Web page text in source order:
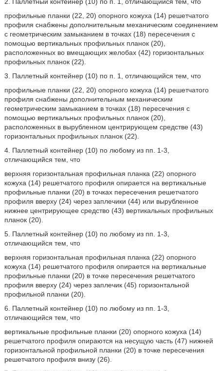
профильные планки (22, 20) опорного кожуха (14) решетчатого
профиля снабжены дополнительным механическим соединением
с геометрическим замыканием в точках (18) пересечения с
помощью вертикальных профильных планок (20),
расположенных во вмещающих желобах (42) горизонтальных
профильных планок (22).
3. Паллетный контейнер (10) по п. 1, отличающийся тем, что
профильные планки (22, 20) опорного кожуха (14) решетчатого
профиля снабжены дополнительным механическим
геометрическим замыканием в точках (18) пересечения с
помощью вертикальных профильных планок (20),
расположенных в вырубленном центрирующем средстве (43)
горизонтальных профильных планок (22).
4. Паллетный контейнер (10) по любому из пп. 1-3,
отличающийся тем, что
верхняя горизонтальная профильная планка (22) опорного
кожуха (14) решетчатого профиля опирается на вертикальные
профильные планки (20) в точках пересечения решетчатого
профиля вверху (24) через заплечики (44) или вырубленное
нижнее центрирующее средство (43) вертикальных профильных
планок (20).
5. Паллетный контейнер (10) по любому из пп. 1-3,
отличающийся тем, что
верхняя горизонтальная профильная планка (22) опорного
кожуха (14) решетчатого профиля опирается на вертикальные
профильные планки (20) в точке пересечения решетчатого
профиля вверху (24) через заплечик (45) горизонтальной
профильной планки (20).
6. Паллетный контейнер (10) по любому из пп. 1-3,
отличающийся тем, что
вертикальные профильные планки (20) опорного кожуха (14)
решетчатого профиля опираются на несущую часть (47) нижней
горизонтальной профильной планки (20) в точке пересечения
решетчатого профиля внизу (26).